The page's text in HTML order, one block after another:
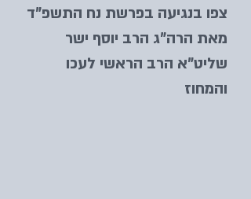
צפו בנגיעה בפרשת נח התשפ"ד
מאת הרה"ג הרב יוסף ישר
שליט"א הרב הראשי לעכו
והמחוז